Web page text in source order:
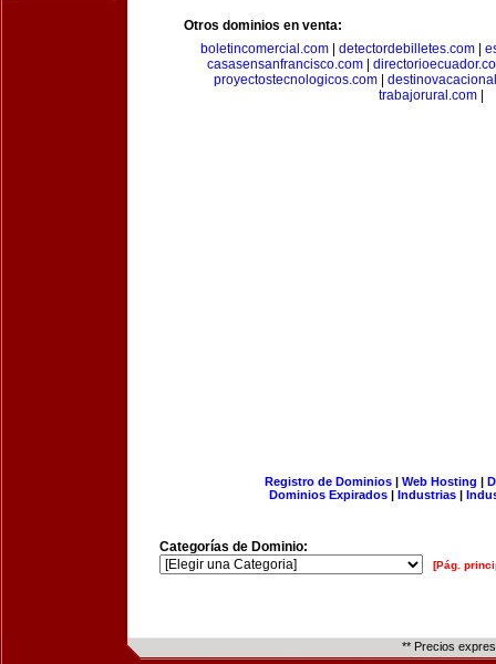
Otros dominios en venta:
boletincomercial.com
detectordebilletes.com
casasensanfrancisco.com|
proyectostecnologicos.com|
trabajorural.com|
Registro de Dominios| Web Hosting |
Dominios Expirados | Industrias |
Categorías de Dominio:
[Pág.
** Precios